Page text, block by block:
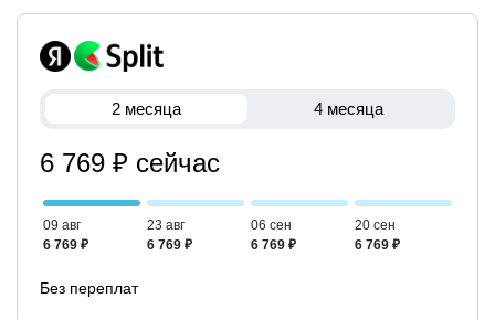
2 месяца 4 месяца
6 769 ₽ сейчас
09 авг
6 769 ₽
23 авг
6 769 ₽
06 сен
6 769 ₽
20 сен
6 769 ₽
Без переплат